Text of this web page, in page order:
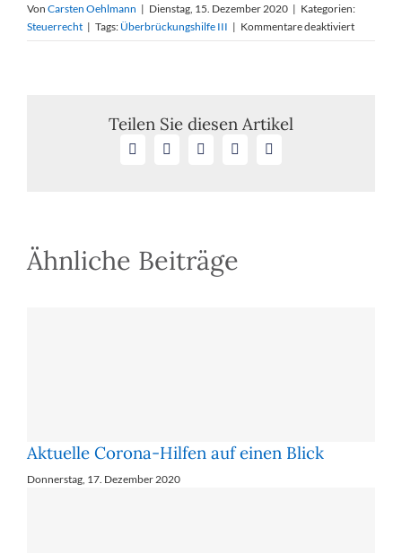
Von Carsten Oehlmann | Dienstag, 15. Dezember 2020 | Kategorien:
Steuerrecht | Tags: Überbrückungshilfe III | Kommentare deaktiviertfür
Um­
Teilen Sie diesen Artikel
Facebook LinkedInWhatsApp
Ähnliche Beiträge
Aktuelle Corona-Hilfen auf einen Blick
Donnerstag, 17. Dezember 2020